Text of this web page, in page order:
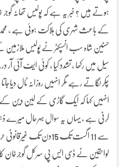
ہوتے ہیں ؟ خبر یہ ہے کہ پولیس تھانہ گوجر
حسنین شاہ سب انسپکٹر نے پولیس ملازمین
سیل میں رکھا ، تشدد کیا ، کوئی ایف آئی
چکر لگاتے رہے مگر انہیں روزانہ ٹال
انہیں کہا کہ ایک گاڑی کے لین دین
سے 11 اگست تک 15دن تک
لواحقین نے ڈی ایس پی سرکل گوجرخان کا